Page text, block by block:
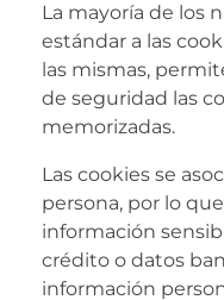
La mayoría de los
estándar a las
las mismas,
de seguridad las
memorizadas.
Las cookies se
persona, por lo
información
crédito o datos
información